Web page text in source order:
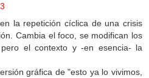
la repetición cíclica de una crisis
Cambia el foco, se modifican los
pero el contexto y -en esencia- la
gráfica de "esto ya lo vivimos,